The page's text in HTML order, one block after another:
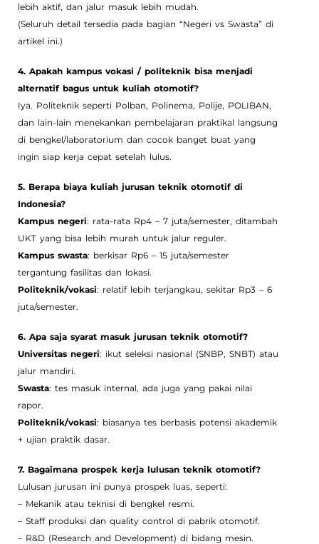
lebih aktif, dan jalur masuk lebih mudah.
(Seluruh detail tersedia pada bagian “Negeri vs Swasta” di
artikel ini.)
4. Apakah kampus vokasi / politeknik bisa menjadi
alternatif bagus untuk kuliah otomotif?
Iya. Politeknik seperti Polban, Polinema, Polije, POLIBAN,
dan lain-lain menekankan pembelajaran praktikal langsung
di bengkel/laboratorium dan cocok banget buat yang
ingin siap kerja cepat setelah lulus.
5. Berapa biaya kuliah jurusan teknik otomotif di
Indonesia?
Kampus negeri: rata-rata Rp4 – 7 juta/semester, ditambah
UKT yang bisa lebih murah untuk jalur reguler.
Kampus swasta: berkisar Rp6 – 15 juta/semester
tergantung fasilitas dan lokasi.
Politeknik/vokasi: relatif lebih terjangkau, sekitar Rp3 – 6
juta/semester.
6. Apa saja syarat masuk jurusan teknik otomotif?
Universitas negeri: ikut seleksi nasional (SNBP, SNBT) atau
jalur mandiri.
Swasta: tes masuk internal, ada juga yang pakai nilai
rapor.
Politeknik/vokasi: biasanya tes berbasis potensi akademik
+ ujian praktik dasar.
7. Bagaimana prospek kerja lulusan teknik otomotif?
Lulusan jurusan ini punya prospek luas, seperti:
– Mekanik atau teknisi di bengkel resmi.
– Staff produksi dan quality control di pabrik otomotif.
– R&D (Research and Development) di bidang mesin.